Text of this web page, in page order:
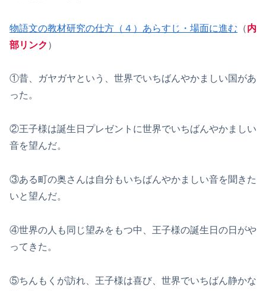
物語文の教材研究の仕方（４）あらすじ・場面に進む （内
部リンク ）
①昔、ガヤガヤという、世界でいちばんやかましい国があ
った。
②王子様は誕生日プレゼントに世界でいちばんやかましい
音を望んだ。
③ある町の奥さんは自分もいちばんやかましい音を聞きた
いと望んだ。
④世界の人も同じ望みをもつ中、王子様の誕生日の日がや
ってきた。
⑤ちんもくが訪れ、王子様は喜び、世界でいちばん静かな